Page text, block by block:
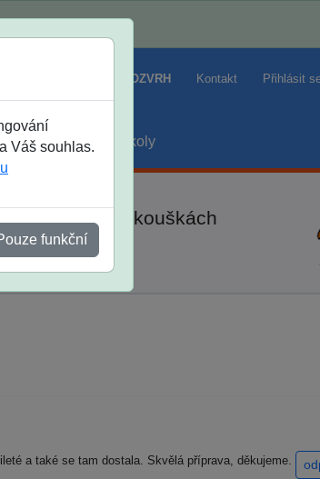
ROZVRH Kontakt Přihlásit
prázdniny školy
přijímacích zkouškách
Váš souhlas.
funkční
a také se tam dostala. Skvělá příprava, děkujeme.